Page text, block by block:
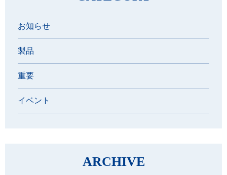
お知らせ
製品
重要
イベント
ARCHIVE